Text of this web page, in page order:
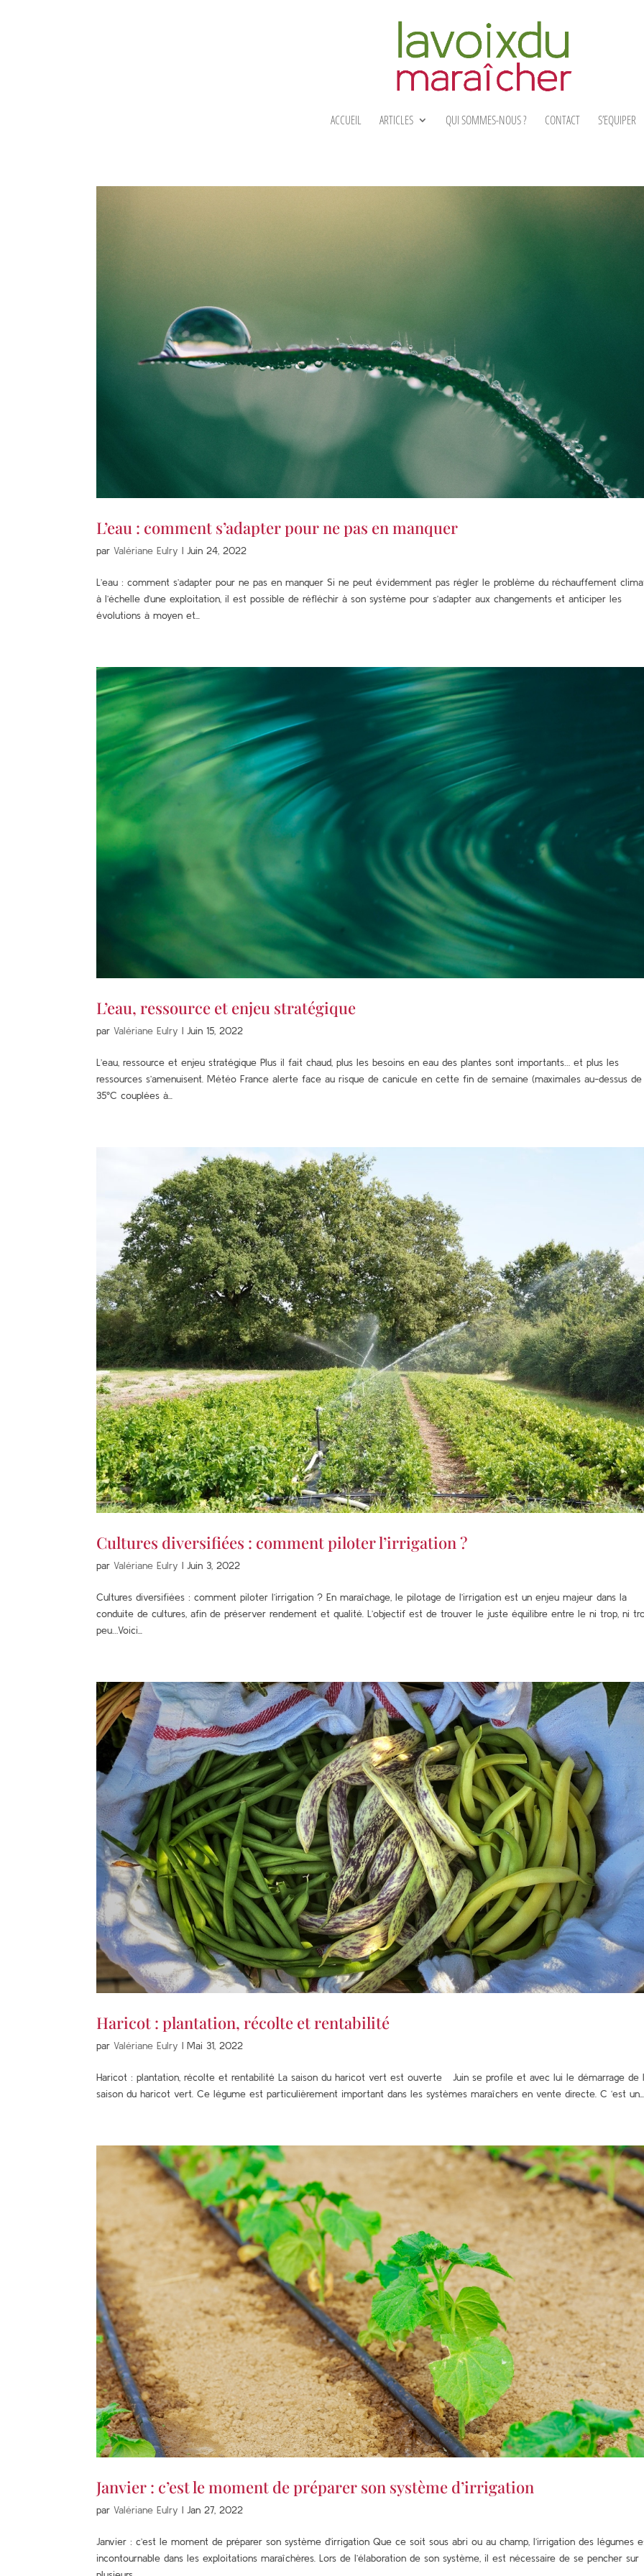
ACCUEIL ARTICLES QUI SOMMES-NOUS ? CONTACT S’EQUIPER
L’eau : comment s’adapter pour ne pas en manquer
parValériane Eulry |Juin 24, 2022
L’eau : comment s’adapter pour ne pas en manquer Si ne peut évidemment pas régler le problème du réchauffement
à l’échelle d’une exploitation, il est possible de réfléchir à son système pour s’adapter aux changements et anticiper les
évolutions à moyen et...
L’eau, ressource et enjeu stratégique
parValériane Eulry |Juin 15, 2022
L’eau, ressource et enjeu stratégique Plus il fait chaud, plus les besoins en eau des plantes sont importants… et plus les
ressources s’amenuisent. Météo France alerte face au risque de canicule en cette fin de semaine (maximales au-dessus de
35°C couplées à...
Cultures diversifiées : comment piloter l’irrigation ?
parValériane Eulry |Juin 3, 2022
Cultures diversifiées : comment piloter l’irrigation ? En maraîchage, le pilotage de l’irrigation est un enjeu majeur dans la
conduite de cultures, afin de préserver rendement et qualité. L’objectif est de trouver le juste équilibre entre le ni trop, ni
peu…Voici...
Haricot : plantation, récolte et rentabilité
parValériane Eulry |Mai 31, 2022
Haricot : plantation, récolte et rentabilité La saison du haricot vert est ouverte Juin se profile et avec lui le démarrage de
saison du haricot vert. Ce légume est particulièrement important dans les systèmes maraîchers en vente directe. C ‘est un...
Janvier : c’est le moment de préparer son système d’irrigation
parValériane Eulry |Jan 27, 2022
Janvier : c’est le moment de préparer son système d’irrigation Que ce soit sous abri ou au champ, l’irrigation des légumes
incontournable dans les exploitations maraîchères. Lors de l’élaboration de son système, il est nécessaire de se pencher sur